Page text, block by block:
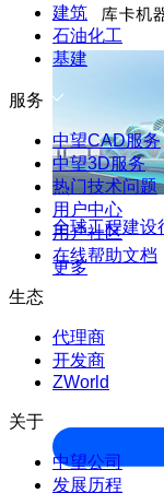
全球工程建设
更多
建筑
石油化工
基建
服务
中望CAD服务
中望3D服务
热门技术问题
用户中心
用户社区
在线帮助文档
生态
代理商
开发商
ZWorld
关于
中望公司
发展历程